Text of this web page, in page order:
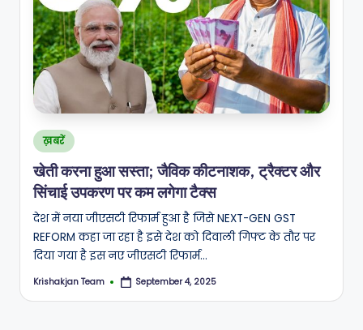
A
N
Posted
in
ख़बरें
खेती करना हुआ सस्ता; जैविक कीटनाशक, ट्रैक्टर और
सिंचाई उपकरण पर कम लगेगा टैक्स
देश में नया जीएसटी रिफार्म हुआ है जिसे NEXT-GEN GST
REFORM कहा जा रहा है इसे देश को दिवाली गिफ्ट के तौर पर
दिया गया है इस नए जीएसटी रिफार्म…
Posted
Krishakjan Team September 4, 2025